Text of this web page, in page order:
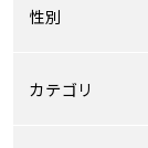
性別
カテゴリ